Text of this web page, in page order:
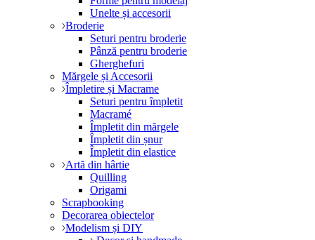
Unelte și accesorii
Broderie
Seturi pentru broderie
Pânză pentru broderie
Gherghefuri
Mărgele și Accesorii
Împletire și Macrame
Seturi pentru împletit
Macramé
Împletit din mărgele
Împletit din șnur
Împletit din elastice
Artă din hârtie
Quilling
Origami
Scrapbooking
Decorarea obiectelor
Modelism și DIY